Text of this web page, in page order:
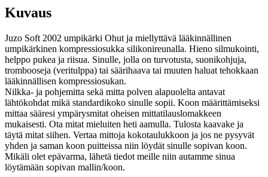
Kuvaus
Juzo Soft 2002 umpikärki Ohut ja miellyttävä lääkinnällinen
umpikärkinen kompressiosukka silikonireunalla. Hieno silmukointi,
helppo pukea ja riisua. Sinulle, jolla on turvotusta, suonikohjuja,
trombooseja (veritulppa) tai säärihaava tai muuten haluat tehokkaan
lääkinnällisen kompressiosukan.
Nilkka- ja pohjemitta sekä mitta polven alapuolelta antavat
lähtökohdat mikä standardikoko sinulle sopii. Koon määrittämiseksi
mittaa sääresi ympärysmitat oheisen mittatilauslomakkeen
mukaisesti. Ota mitat mieluiten heti aamulla. Tulosta kaavake ja
täytä mitat siihen. Vertaa mittoja kokotaulukkoon ja jos ne pysyvät
yhden ja saman koon puitteissa niin löydät sinulle sopivan koon.
Mikäli olet epävarma, lähetä tiedot meille niin autamme sinua
löytämään sopivan mallin/koon.